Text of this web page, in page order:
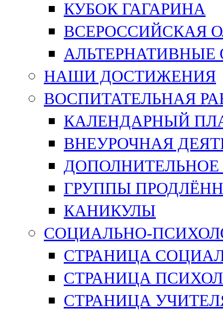
КУБОК ГАГАРИНА
ВСЕРОССИЙСКАЯ
НАШИ ДОСТИЖЕНИЯ
ВОСПИТАТЕЛЬНАЯ
КАЛЕНДАРНЫЙ
ВНЕУРОЧНАЯ
ДОПОЛНИТЕЛЬНОЕ
ГРУППЫ
КАНИКУЛЫ
СОЦИАЛЬНО-
СТРАНИЦА
СТРАНИЦА
СТРАНИЦА